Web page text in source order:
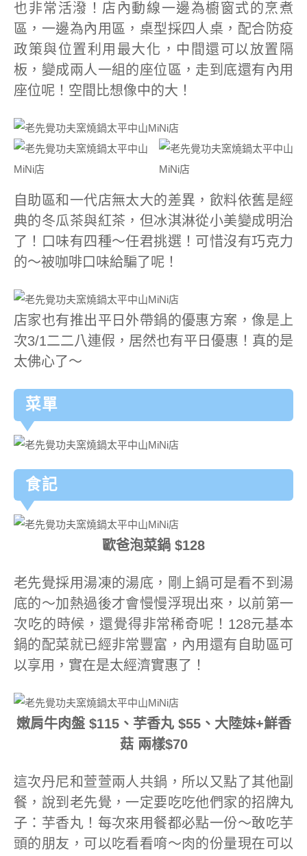
也非常活潑！店內動線一邊為櫥窗式的烹煮
區，一邊為內用區，桌型採四人桌，配合防疫
政策與位置利用最大化，中間還可以放置隔
板，變成兩人一組的座位區，走到底還有內用
座位呢！空間比想像中的大！
自助區和一代店無太大的差異，飲料依舊是經
典的冬瓜茶與紅茶，但冰淇淋從小美變成明治
了！口味有四種～任君挑選！可惜沒有巧克力
的～被咖啡口味給騙了呢！
店家也有推出平日外帶鍋的優惠方案，像是上
次3/1二二八連假，居然也有平日優惠！真的是
太佛心了～
菜單
食記
歐爸泡菜鍋 $128
老先覺採用湯凍的湯底，剛上鍋可是看不到湯
底的～加熱過後才會慢慢浮現出來，以前第一
次吃的時候，還覺得非常稀奇呢！128元基本
鍋的配菜就已經非常豐富，內用還有自助區可
以享用，實在是太經濟實惠了！
嫩肩牛肉盤 $115、芋香丸 $55、大陸妹+鮮香
菇 兩樣$70
這次丹尼和萱萱兩人共鍋，所以又點了其他副
餐，說到老先覺，一定要吃吃他們家的招牌丸
子：芋香丸！每次來用餐都必點一份～敢吃芋
頭的朋友，可以吃看看唷～肉的份量現在可以